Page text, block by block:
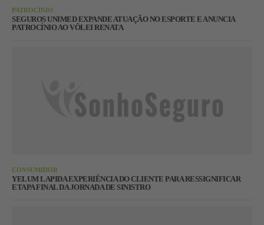
PATROCÍNIO
SEGUROS UNIMED EXPANDE ATUAÇÃO NO ESPORTE E ANUNCIA
PATROCÍNIO AO VÔLEI RENATA
CONSUMIDOR
YELUM LAPIDA EXPERIÊNCIA DO CLIENTE PARA RESSIGNIFICAR
ETAPA FINAL DA JORNADA DE SINISTRO